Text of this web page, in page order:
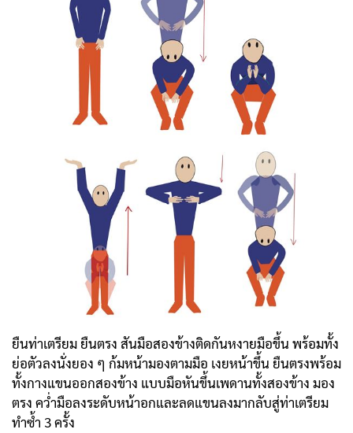
ยืนท่าเตรียม ยืนตรง สันมือสองข้างติดกันหงายมือขึ้น พร้อมทั้ง
ย่อตัวลงนั่งยอง ๆ ก้มหน้ามองตามมือ เงยหน้าขึ้น ยืนตรงพร้อม
ทั้งกางแขนออกสองข้าง แบบมือหันขึ้นเพดานทั้งสองข้าง มอง
ตรง คว่ำมือลงระดับหน้าอกและลดแขนลงมากลับสู่ท่าเตรียม
ทำซ้ำ 3 ครั้ง